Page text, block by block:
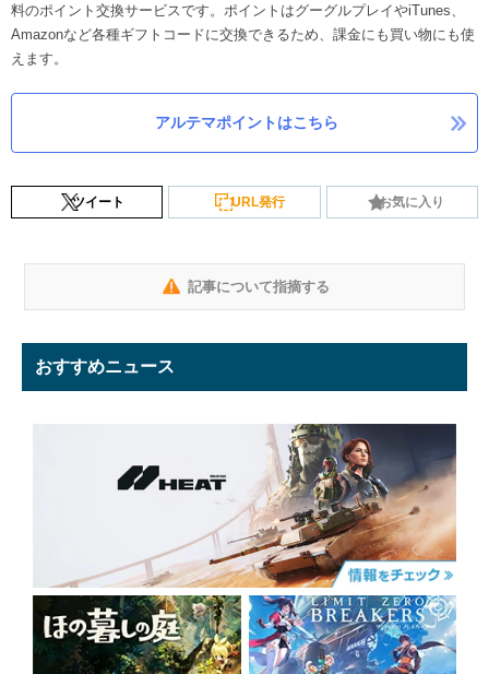
料のポイント交換サービスです。ポイントはグーグルプレイやiTunes、
Amazonなど各種ギフトコードに交換できるため、課金にも買い物にも使
えます。
アルテマポイントはこちら
ツイート URL発行 お気に入り
記事について指摘する
おすすめニュース